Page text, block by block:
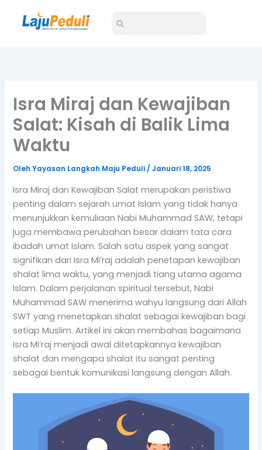
Search
Isra Miraj dan Kewajiban
Salat: Kisah di Balik Lima
Waktu
OlehYayasan Langkah Maju Peduli/Januari 18, 2025
Isra Miraj dan Kewajiban Salat merupakan peristiwa
penting dalam sejarah umat Islam yang tidak hanya
menunjukkan kemuliaan Nabi Muhammad SAW, tetapi
juga membawa perubahan besar dalam tata cara
ibadah umat Islam. Salah satu aspek yang sangat
signifikan dari Isra Mi’raj adalah penetapan kewajiban
shalat lima waktu, yang menjadi tiang utama agama
Islam. Dalam perjalanan spiritual tersebut, Nabi
Muhammad SAW menerima wahyu langsung dari Allah
SWT yang menetapkan shalat sebagai kewajiban bagi
setiap Muslim. Artikel ini akan membahas bagaimana
Isra Mi’raj menjadi awal ditetapkannya kewajiban
shalat dan mengapa shalat itu sangat penting
sebagai bentuk komunikasi langsung dengan Allah.